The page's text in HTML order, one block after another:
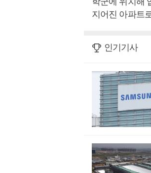
지어진 아파트
인기기사